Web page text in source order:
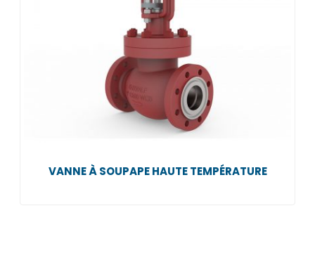
VANNE À SOUPAPE HAUTE TEMPÉRATURE